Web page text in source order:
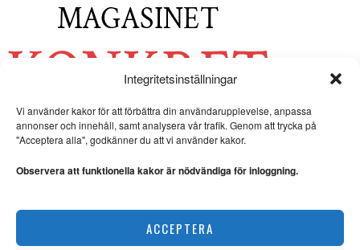
Integritetsinställningar
Vi använder kakor för att förbättra din användarupplevelse, anpassa
annonser och innehåll, samt analysera vår trafik. Genom att trycka på
"Acceptera alla", godkänner du att vi använder kakor.
Observera att funktionella kakor är nödvändiga för inloggning.
ACCEPTERA